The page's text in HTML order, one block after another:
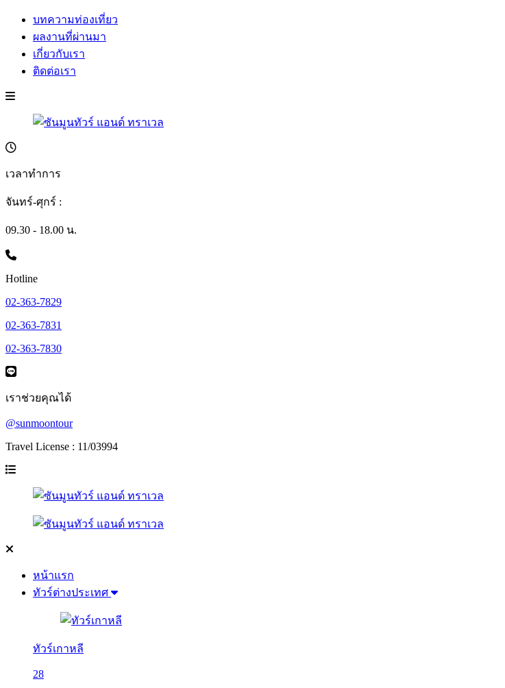
บทความท่องเที่ยว
ผลงานที่ผ่านมา
เกี่ยวกับเรา
ติดต่อเรา
เวลาทำการ
จันทร์-ศุกร์ :
09.30 - 18.00 น.
Hotline
02-363-7829
02-363-7831
02-363-7830
เราช่วยคุณได้
@sunmoontour
Travel License : 11/03994
หน้าแรก
ทัวร์ต่างประเทศ
ทัวร์เกาหลี
28